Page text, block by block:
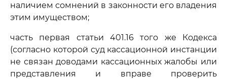
наличием сомнений в законности его владения
этим имуществом;
часть первая статьи 401.16 того же Кодекса
(согласно которой суд кассационной инстанции
не связан доводами кассационных жалобы или
представления и вправе проверить